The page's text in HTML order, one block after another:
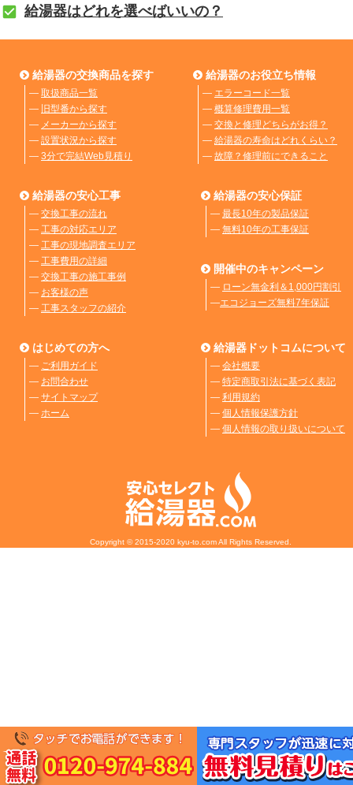
給湯器はどれを選べばいいの？
給湯器の交換商品を探す
― 取扱商品一覧
― 旧型番から探す
― メーカーから探す
― 設置状況から探す
― 3分で完結Web見積り
給湯器のお役立ち情報
― エラーコード一覧
― 概算修理費用一覧
― 交換と修理どちらがお得？
― 給湯器の寿命はどれくらい？
― 故障？修理前にできること
給湯器の安心工事
― 交換工事の流れ
― 工事の対応エリア
― 工事の現地調査エリア
― 工事費用の詳細
― 交換工事の施工事例
― お客様の声
― 工事スタッフの紹介
給湯器の安心保証
― 最長10年の製品保証
― 無料10年の工事保証
開催中のキャンペーン
― ローン無金利＆1,000円割引
―エコジョーズ無料7年保証
はじめての方へ
― ご利用ガイド
― お問合わせ
― サイトマップ
― ホーム
給湯器ドットコムについて
― 会社概要
― 特定商取引法に基づく表記
― 利用規約
― 個人情報保護方針
― 個人情報の取り扱いについて
Copyright © 2015-2020 kyu-to.com All Rights Reserved.